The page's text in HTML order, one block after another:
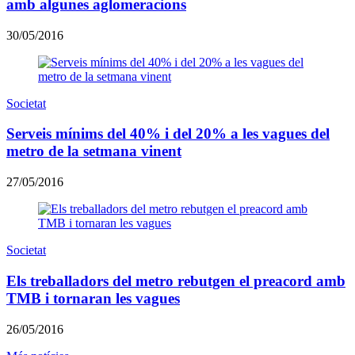
amb algunes aglomeracions
30/05/2016
Societat
Serveis mínims del 40% i del 20% a les vagues del
metro de la setmana vinent
27/05/2016
Societat
Els treballadors del metro rebutgen el preacord amb
TMB i tornaran les vagues
26/05/2016